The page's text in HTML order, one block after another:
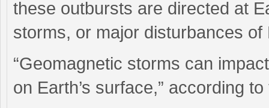
these outbursts are directed at
storms, or major disturbances of
“Geomagnetic storms can
on Earth’s surface,” according